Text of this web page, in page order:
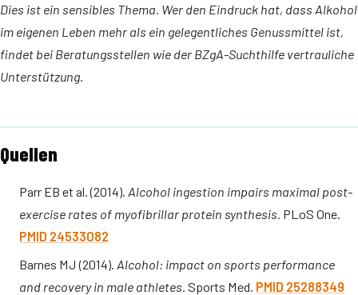
Dies ist ein sensibles Thema. Wer den Eindruck hat, dass Alkohol
im eigenen Leben mehr als ein gelegentliches Genussmittel ist,
findet bei Beratungsstellen wie der BZgA-Sucht­hilfe vertrauliche
Unterstützung.
Quellen
Parr EB et al. (2014).Alcohol ingestion impairs maximal post-
exercise rates of myofibrillar protein synthesis. PLoS One.
PMID 24533082
Barnes MJ (2014).Alcohol: impact on sports performance
and recovery in male athletes. Sports Med. PMID 25288349